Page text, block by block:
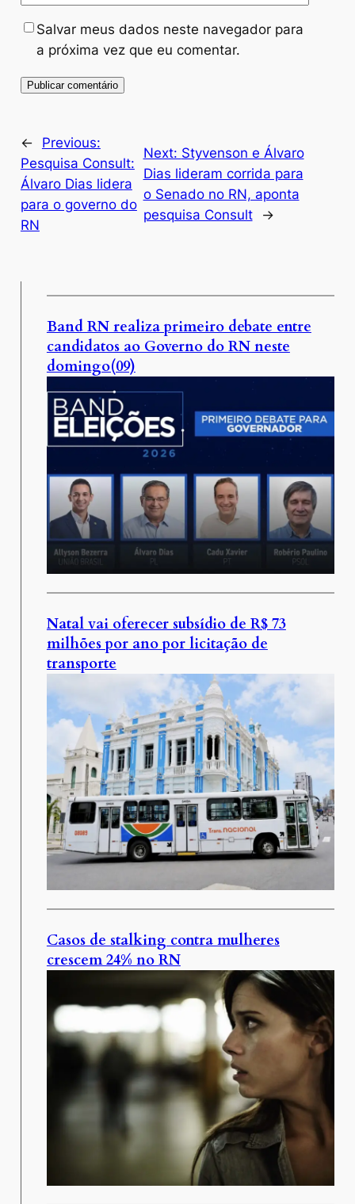
Salvar meus dados neste navegador para
a próxima vez que eu comentar.
←
Previous:
Pesquisa Consult:
Álvaro Dias lidera
para o governo do
RN
Next: Styvenson e Álvaro
Dias lideram corrida para
o Senado no RN, aponta
pesquisa Consult
→
Band RN realiza primeiro debate entre
candidatos ao Governo do RN neste
domingo(09)
Natal vai oferecer subsídio de R$ 73
milhões por ano por licitação de
transporte
Casos de stalking contra mulheres
crescem 24% no RN